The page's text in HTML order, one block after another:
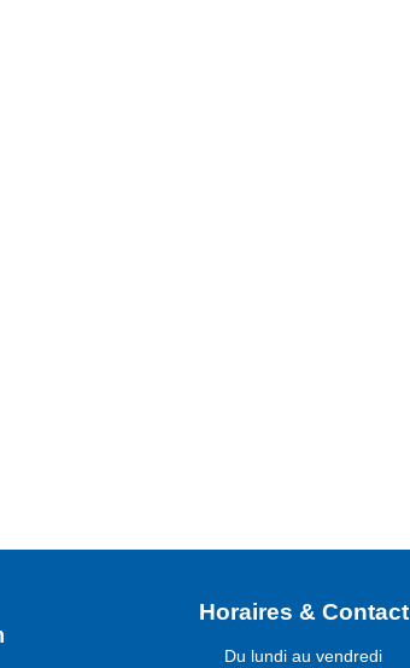
Horaires & Contact
Du lundi au vendredi